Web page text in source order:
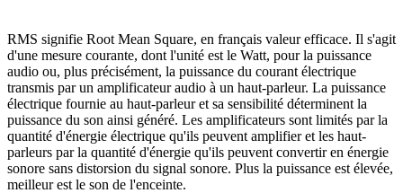
RMS signifie Root Mean Square, en français valeur efficace. Il s'agit
d'une mesure courante, dont l'unité est le Watt, pour la puissance
audio ou, plus précisément, la puissance du courant électrique
transmis par un amplificateur audio à un haut-parleur. La puissance
électrique fournie au haut-parleur et sa sensibilité déterminent la
puissance du son ainsi généré. Les amplificateurs sont limités par la
quantité d'énergie électrique qu'ils peuvent amplifier et les haut-
parleurs par la quantité d'énergie qu'ils peuvent convertir en énergie
sonore sans distorsion du signal sonore. Plus la puissance est élevée,
meilleur est le son de l'enceinte.